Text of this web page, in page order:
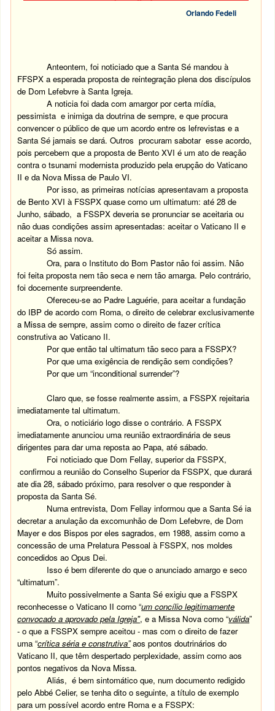
Orlando Fedeli
Anteontem, foi noticiado que a Santa Sé mandou à
FFSPX a esperada proposta de reintegração plena dos discípulos
de Dom Lefebvre à Santa Igreja.
A noticia foi dada com amargor por certa mídia,
pessimista e inimiga da doutrina de sempre, e que procura
convencer o público de que um acordo entre os lefrevistas e a
Santa Sé jamais se dará. Outros procuram sabotar esse acordo,
pois percebem que a proposta de Bento XVI é um ato de reação
contra o tsunami modernista produzido pela erupção do Vaticano
II e da Nova Missa de Paulo VI.
Por isso, as primeiras notícias apresentavam a proposta
de Bento XVI à FSSPX quase como um ultimatum: até 28 de
Junho, sábado, a FSSPX deveria se pronunciar se aceitaria ou
não duas condições assim apresentadas: aceitar o Vaticano II e
aceitar a Missa nova.
Só assim.
Ora, para o Instituto do Bom Pastor não foi assim. Não
foi feita proposta nem tão seca e nem tão amarga. Pelo contrário,
foi docemente surpreendente.
Ofereceu-se ao Padre Laguérie, para aceitar a fundação
do IBP de acordo com Roma, o direito de celebrar exclusivamente
a Missa de sempre, assim como o direito de fazer crítica
construtiva ao Vaticano II.
Por que então tal ultimatum tão seco para a FSSPX?
Por que uma exigência de rendição sem condições?
Por que um “inconditional surrender”?
Claro que, se fosse realmente assim, a FSSPX rejeitaria
imediatamente tal ultimatum.
Ora, o noticiário logo disse o contrário. A FSSPX
imediatamente anunciou uma reunião extraordinária de seus
dirigentes para dar uma reposta ao Papa, até sábado.
Foi noticiado que Dom Fellay, superior da FSSPX,
confirmou a reunião do Conselho Superior da FSSPX, que durará
ate dia 28, sábado próximo, para resolver o que responder à
proposta da Santa Sé.
Numa entrevista, Dom Fellay informou que a Santa Sé ia
decretar a anulação da excomunhão de Dom Lefebvre, de Dom
Mayer e dos Bispos por eles sagrados, em 1988, assim como a
concessão de uma Prelatura Pessoal à FSSPX, nos moldes
concedidos ao Opus Dei.
Isso é bem diferente do que o anunciado amargo e seco
“ultimatum”.
Muito possivelmente a Santa Sé exigiu que a FSSPX
reconhecesse o Vaticano II como “um concílio legitimamente
convocado a aprovado pela Igreja", e a Missa Nova como “válida”
- o que a FSSPX sempre aceitou - mas com o direito de fazer
uma “crítica séria e construtiva” aos pontos doutrinários do
Vaticano II, que têm despertado perplexidade, assim como aos
pontos negativos da Nova Missa.
Aliás, é bem sintomático que, num documento redigido
pelo Abbé Celier, se tenha dito o seguinte, a título de exemplo
para um possível acordo entre Roma e a FSSPX: